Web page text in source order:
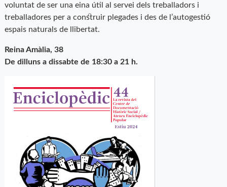
voluntat de ser una eina útil al servei dels treballadors i
treballadores per a construir plegades i des de l’autogestió
espais naturals de llibertat.
Reina Amàlia, 38
De dilluns a dissabte de 18:30 a 21 h.